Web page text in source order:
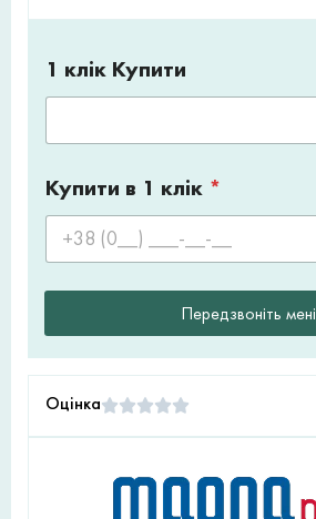
1 клік Купити
Купити в 1 клік *
Передзвоніть мені
Оцінка